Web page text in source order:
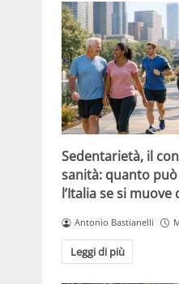
Sedentarietà, il
sanità: quanto
l’Italia se si muove
Antonio Bastianelli
Leggi di più